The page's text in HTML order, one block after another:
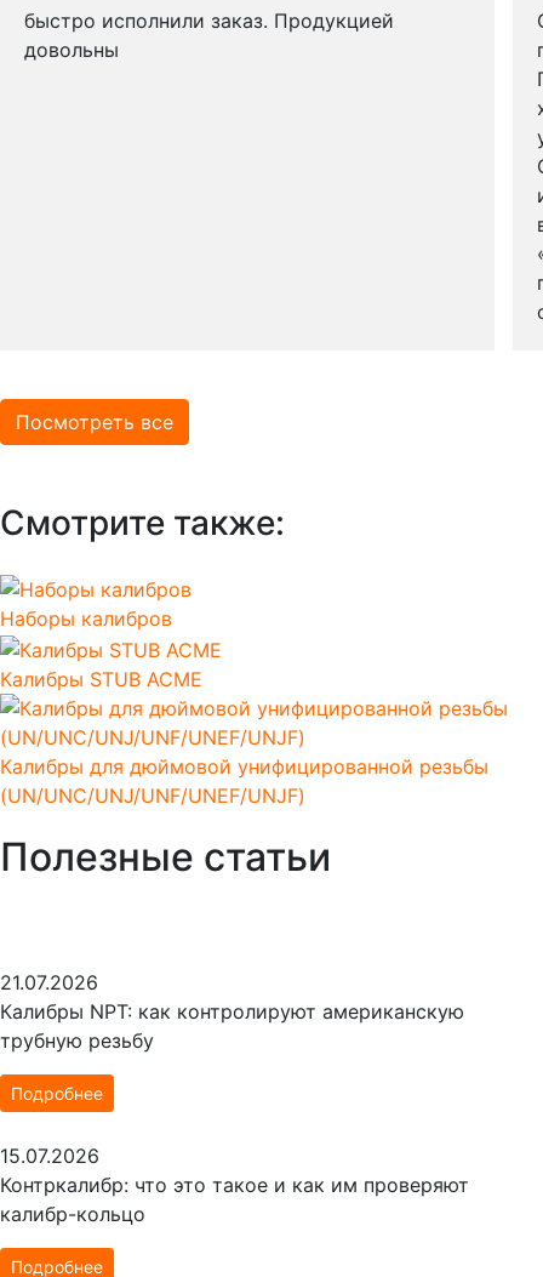
быстро исполнили заказ. Продукцией
довольны
Посмотреть все
Смотрите также:
Наборы калибров
Калибры STUB ACME
Калибры для дюймовой унифицированной резьбы
(UN/UNC/UNJ/UNF/UNEF/UNJF)
Полезные статьи
21.07.2026
Калибры NPT: как контролируют американскую
трубную резьбу
Подробнее
15.07.2026
Контркалибр: что это такое и как им проверяют
калибр-кольцо
Подробнее